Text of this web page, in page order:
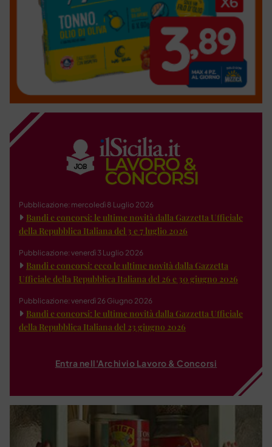
Pubblicazione: mercoledì 8 Luglio 2026
Bandi e concorsi: le ultime novità dalla Gazzetta Ufficiale
della Repubblica Italiana del 3 e 7 luglio 2026
Pubblicazione: venerdì 3 Luglio 2026
Bandi e concorsi: ecco le ultime novità dalla Gazzetta
Ufficiale della Repubblica Italiana del 26 e 30 giugno 2026
Pubblicazione: venerdì 26 Giugno 2026
Bandi e concorsi: le ultime novità dalla Gazzetta Ufficiale
della Repubblica Italiana del 23 giugno 2026
Entra nell'Archivio Lavoro & Concorsi